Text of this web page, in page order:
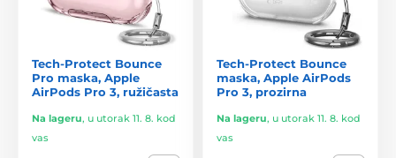
Tech-Protect Bounce
Pro maska, Apple
AirPods Pro 3, ružičasta
Na lageru, u utorak 11. 8. kod
vas
Tech-Protect Bounce
maska, Apple AirPods
Pro 3, prozirna
Na lageru, u utorak 11. 8. kod
vas